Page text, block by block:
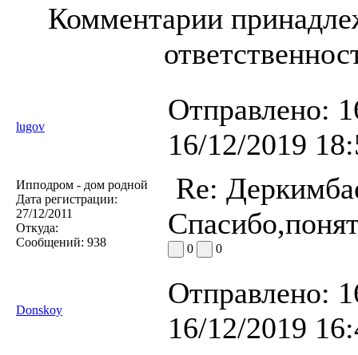
Комментарии
lugov
Отправлено:
16/12/2019
Ипподром - дом родной
Дата регистрации:
27/12/2011
Откуда:
Сообщений: 938
Re:
0 0
Donskoy
Отправлено:
16/12/2019